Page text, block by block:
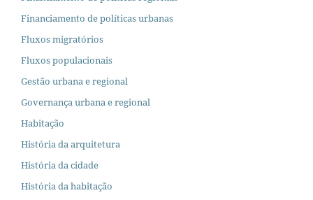
Financiamento de políticas urbanas
Fluxos migratórios
Fluxos populacionais
Gestão urbana e regional
Governança urbana e regional
Habitação
História da arquitetura
História da cidade
História da habitação